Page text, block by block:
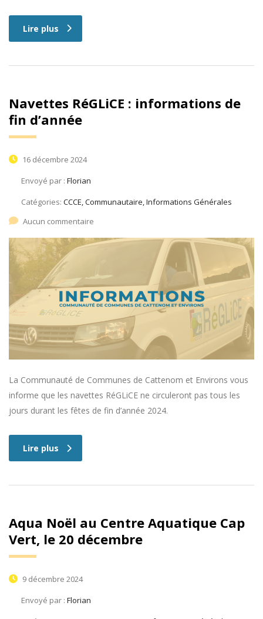
Lire plus
Navettes RéGLiCE : informations de
fin d’année
16 décembre 2024
Envoyé par : Florian
Catégories: CCCE, Communautaire, Informations Générales
Aucun commentaire
La Communauté de Communes de Cattenom et Environs vous
informe que les navettes RéGLiCE ne circuleront pas tous les
jours durant les fêtes de fin d’année 2024.
Lire plus
Aqua Noël au Centre Aquatique Cap
Vert, le 20 décembre
9 décembre 2024
Envoyé par : Florian